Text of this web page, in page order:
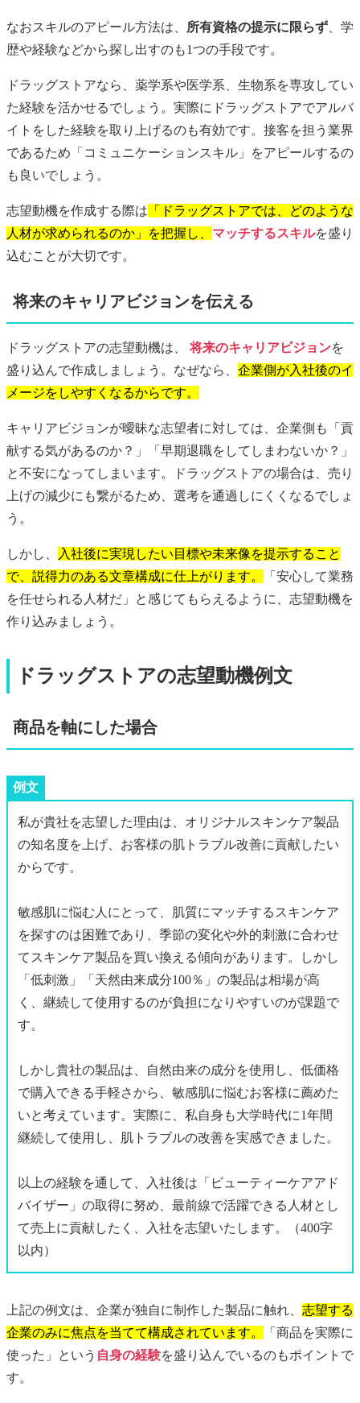
なおスキルのアピール方法は、 所有資格の提示に限らず 、学
歴や経験などから探し出すのも1つの手段です。
ドラッグストアなら、薬学系や医学系、生物系を専攻してい
た経験を活かせるでしょう。実際にドラッグストアでアルバ
イトをした経験を取り上げるのも有効です。接客を担う業界
であるため「コミュニケーションスキル」をアピールするの
も良いでしょう。
志望動機を作成する際は 「ドラッグストアでは、どのような
人材が求められるのか」を把握し、 マッチするスキルを盛り
込むことが大切です。
将来のキャリアビジョンを伝える
ドラッグストアの志望動機は、将来のキャリアビジョンを
盛り込んで作成しましょう。なぜなら、 企業側が入社後のイ
メージをしやすくなるからです。
キャリアビジョンが曖昧な志望者に対しては、企業側も「貢
献する気があるのか？」「早期退職をしてしまわないか？」
と不安になってしまいます。ドラッグストアの場合は、売り
上げの減少にも繋がるため、選考を通過しにくくなるでしょ
う。
しかし、
入社後に実現したい目標や未来像を提示すること
で、説得力のある文章構成に仕上がります。
「安心して業務
を任せられる人材だ」と感じてもらえるように、志望動機を
作り込みましょう。
ドラッグストアの志望動機例文
商品を軸にした場合
例文
私が貴社を志望した理由は、オリジナルスキンケア製品
の知名度を上げ、お客様の肌トラブル改善に貢献したい
からです。
敏感肌に悩む人にとって、肌質にマッチするスキンケア
を探すのは困難であり、季節の変化や外的刺激に合わせ
てスキンケア製品を買い換える傾向があります。しかし
「低刺激」「天然由来成分100％」の製品は相場が高
く、継続して使用するのが負担になりやすいのが課題で
す。
しかし貴社の製品は、自然由来の成分を使用し、低価格
で購入できる手軽さから、敏感肌に悩むお客様に薦めた
いと考えています。実際に、私自身も大学時代に1年間
継続して使用し、肌トラブルの改善を実感できました。
以上の経験を通して、入社後は「ビューティーケアアド
バイザー」の取得に努め、最前線で活躍できる人材とし
て売上に貢献したく、入社を志望いたします。（400字
以内）
上記の例文は、企業が独自に制作した製品に触れ、 志望する
企業のみに焦点を当てて構成されています。
「商品を実際に
使った」という 自身の経験を盛り込んでいるのもポイントで
す。